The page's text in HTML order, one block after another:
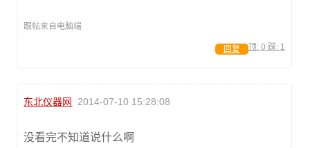
跟帖来自电脑端
顶: 0 踩: 1
回复
东北仪器网 2014-07-10 15:28:08
没看完不知道说什么啊